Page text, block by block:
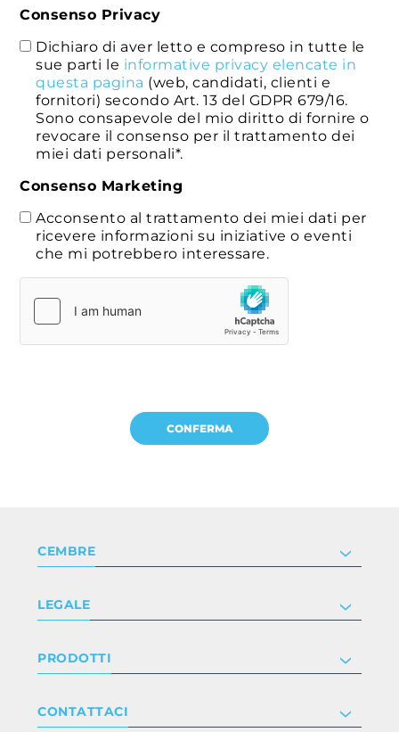
Consenso Privacy
Dichiaro di aver letto e compreso in tutte le
sue parti le informative privacy elencate in
questa pagina (web, candidati, clienti e
fornitori) secondo Art. 13 del GDPR 679/16.
Sono consapevole del mio diritto di fornire o
revocare il consenso per il trattamento dei
miei dati personali*.
Consenso Marketing
Acconsento al trattamento dei miei dati per
ricevere informazioni su iniziative o eventi
che mi potrebbero interessare.
CEMBRE
Certificazioni
Lavora con noi
LEGALE
Termini e condizioni
Whistleblowing
PRODOTTI
Railway
CONTATTACI